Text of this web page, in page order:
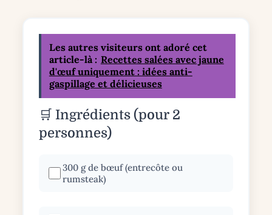
Les autres visiteurs ont adoré cet
article-là : Recettes salées avec jaune
d'œuf uniquement : idées anti-
gaspillage et délicieuses
🛒 Ingrédients (pour 2
personnes)
300 g de bœuf (entrecôte ou
rumsteak)